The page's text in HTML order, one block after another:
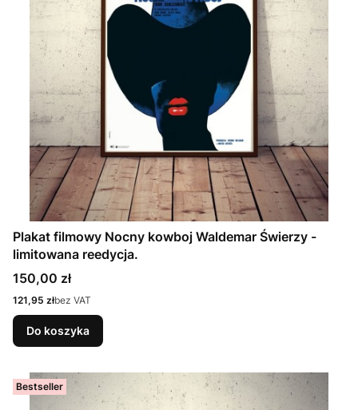
Plakat filmowy Nocny kowboj Waldemar Świerzy -
limitowana reedycja.
Cena
150,00 zł
Cena
121,95 złbez VAT
Do koszyka
Bestseller